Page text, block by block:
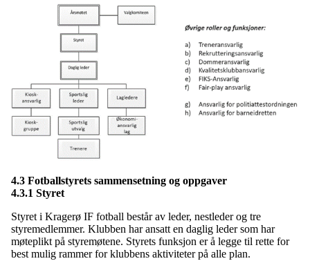
4.3 Fotballstyrets sammensetning og oppgaver
4.3.1 Styret
Styret i Kragerø IF fotball består av leder, nestleder og tre
styremedlemmer. Klubben har ansatt en daglig leder som har
møteplikt på styremøtene. Styrets funksjon er å legge til rette for
best mulig rammer for klubbens aktiviteter på alle plan.